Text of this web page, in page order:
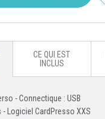
CE QUI EST
INCLUS
- Connectique : USB
- Logiciel CardPresso XXS